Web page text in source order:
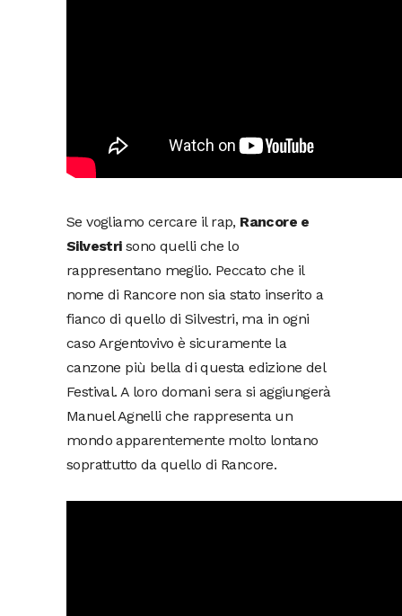
Se vogliamo cercare il rap, Rancore e
Silvestrisono quelli che lo
rappresentano meglio. Peccato che il
nome di Rancore non sia stato inserito a
fianco di quello di Silvestri, ma in ogni
caso Argentovivo è sicuramente la
canzone più bella di questa edizione del
Festival. A loro domani sera si aggiungerà
Manuel Agnelli che rappresenta un
mondo apparentemente molto lontano
soprattutto da quello di Rancore.